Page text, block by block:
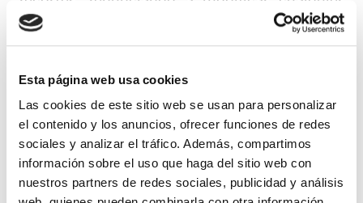
Esta página web usa cookies
Las cookies de este sitio web se usan para personalizar
el contenido y los anuncios, ofrecer funciones de redes
sociales y analizar el tráfico. Además, compartimos
información sobre el uso que haga del sitio web con
nuestros partners de redes sociales, publicidad y análisis
elemento de la política económica que pueda
paliar la grave situación social que vivimos. El
esta política aumenta las desigualdades
insistiendo en que el crecimiento económico
corregirá esta situación. ELA insiste en la
falsedad de tal afirmación: el crecimiento, por
sí solo, sin una decidida intervención pública